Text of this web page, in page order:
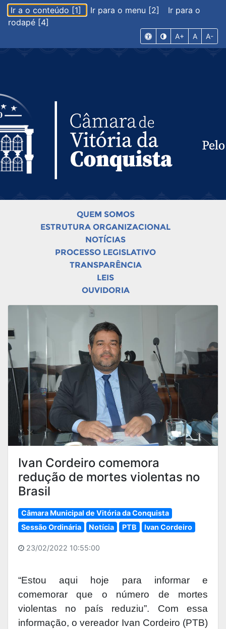
Ir a o conteúdo [1] Ir para o menu [2]
Ir para o
rodapé [4]
A+ A A-
QUEM SOMOS
ESTRUTURA ORGANIZACIONAL
NOTÍCIAS
PROCESSO LEGISLATIVO
TRANSPARÊNCIA
LEIS
OUVIDORIA
Ivan Cordeiro comemora
redução de mortes violentas no
Brasil
Câmara Municipal de Vitória da Conquista
Sessão Ordinária
Notícia PTB Ivan Cordeiro
23/02/2022 10:55:00
“Estou aqui hoje para informar e
comemorar que o número de mortes
violentas no país reduziu”. Com essa
informação, o vereador Ivan Cordeiro (PTB)